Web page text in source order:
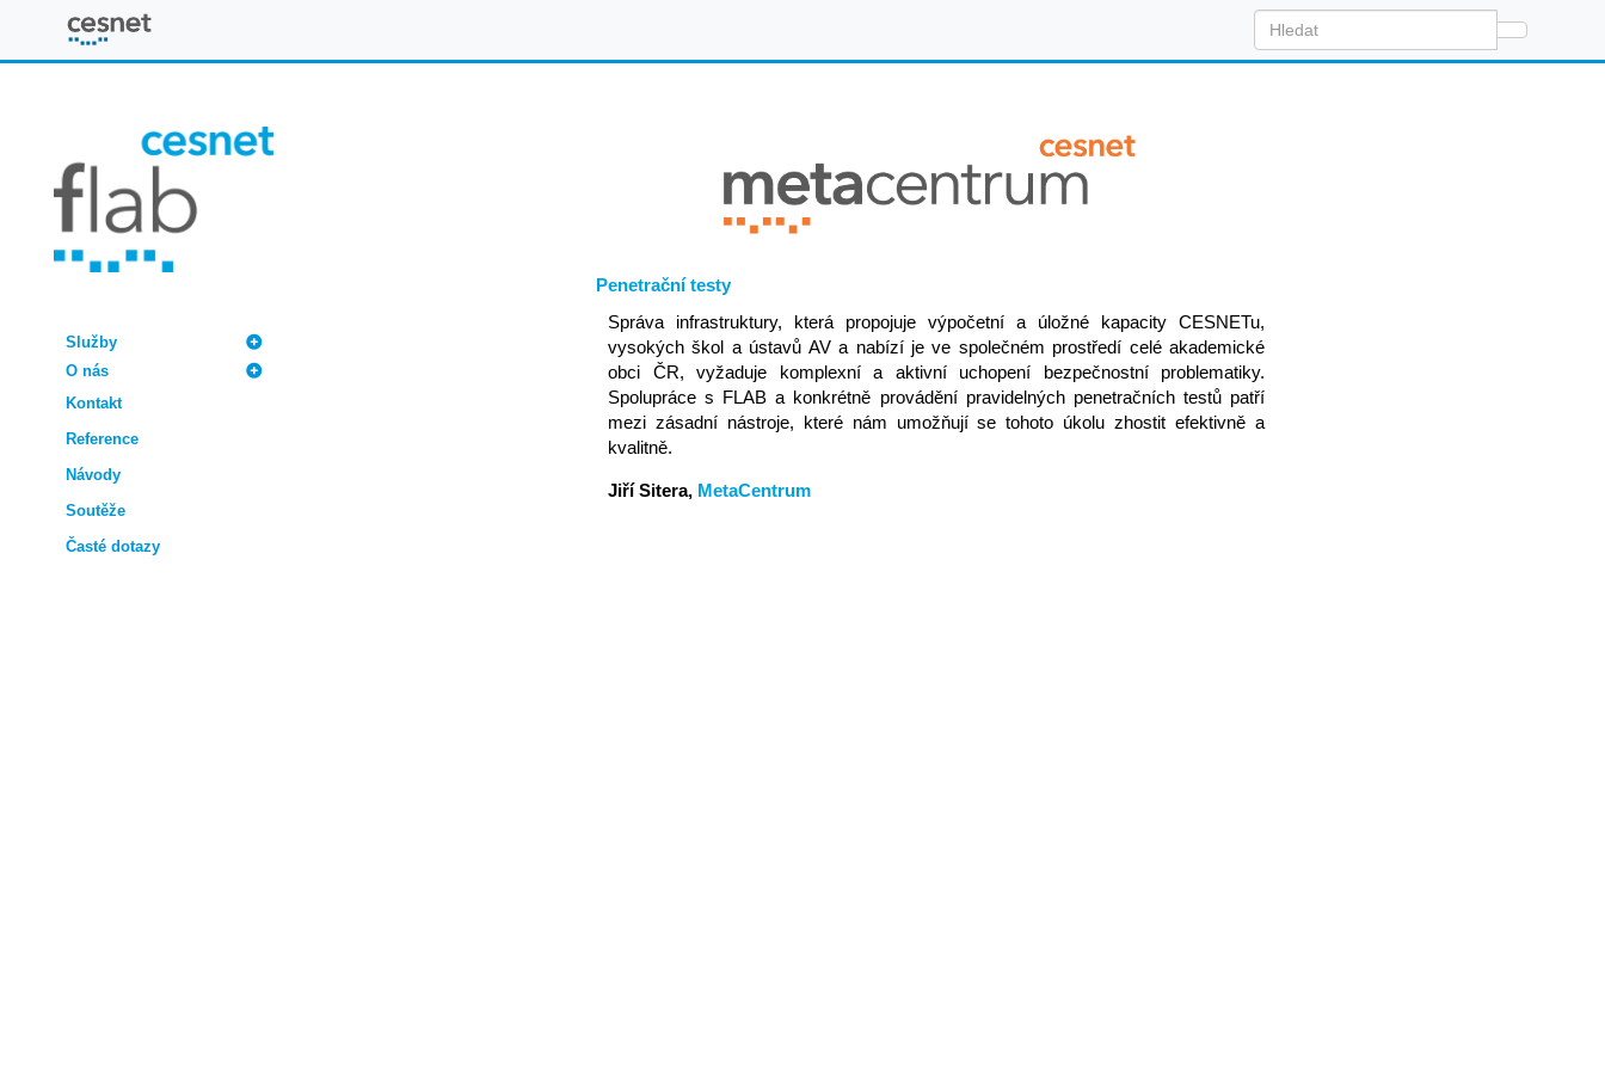
Služby
O nás
Kontakt
Reference
Návody
Soutěže
Časté dotazy
Penetrační testy
Správa infrastruktury, která propojuje výpočetní a úložné kapacity CESNETu,
vysokých škol a ústavů AV a nabízí je ve společném prostředí celé akademické
obci ČR, vyžaduje komplexní a aktivní uchopení bezpečnostní problematiky.
Spolupráce s FLAB a konkrétně provádění pravidelných penetračních testů patří
mezi zásadní nástroje, které nám umožňují se tohoto úkolu zhostit efektivně a
kvalitně.
Jiří Sitera, MetaCentrum